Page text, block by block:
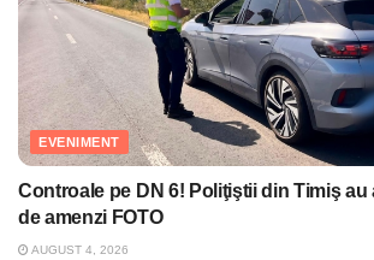
EVENIMENT
Controale pe DN 6! Poliţiştii din Timiş au
de amenzi FOTO
AUGUST 4, 2026